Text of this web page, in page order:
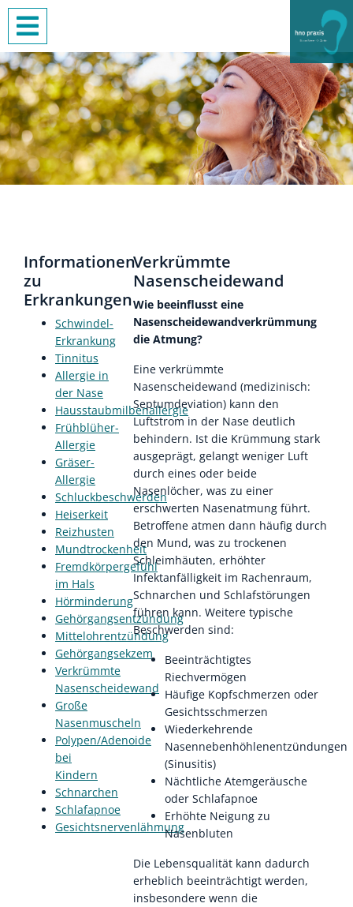
Informationen
zu
Erkrankungen
Schwindel-
Erkrankung
Tinnitus
Allergie in
der Nase
Hausstaubmilbenallergie
Frühblüher-
Allergie
Gräser-
Allergie
Schluckbeschwerden
Heiserkeit
Reizhusten
Mundtrockenheit
Fremdkörpergefühl
im Hals
Hörminderung
Gehörgangsentzündung
Mittelohrentzündung
Gehörgangsekzem
Verkrümmte
Nasenscheidewand
Große
Nasenmuscheln
Polypen/Adenoide
bei
Kindern
Schnarchen
Schlafapnoe
Gesichtsnervenlähmung
Verkrümmte
Nasenscheidewand
Wie beeinflusst eine
Nasenscheidewandverkrümmung
die Atmung?
Eine verkrümmte
Nasenscheidewand (medizinisch:
Septumdeviation) kann den
Luftstrom in der Nase deutlich
behindern. Ist die Krümmung stark
ausgeprägt, gelangt weniger Luft
durch eines oder beide
Nasenlöcher, was zu einer
erschwerten Nasenatmung führt.
Betroffene atmen dann häufig durch
den Mund, was zu trockenen
Schleimhäuten, erhöhter
Infektanfälligkeit im Rachenraum,
Schnarchen und Schlafstörungen
führen kann. Weitere typische
Beschwerden sind:
Beeinträchtigtes
Riechvermögen
Häufige Kopfschmerzen oder
Gesichtsschmerzen
Wiederkehrende
Nasennebenhöhlenentzündungen
(Sinusitis)
Nächtliche Atemgeräusche
oder Schlafapnoe
Erhöhte Neigung zu
Nasenbluten
Die Lebensqualität kann dadurch
erheblich beeinträchtigt werden,
insbesondere wenn die